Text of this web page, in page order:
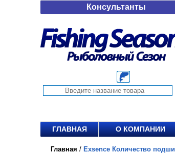
Консультанты
ГЛАВНАЯ О КОМПАНИИ
Главная / Exsence Количество